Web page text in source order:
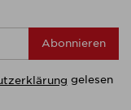
Abonnieren
gelesen